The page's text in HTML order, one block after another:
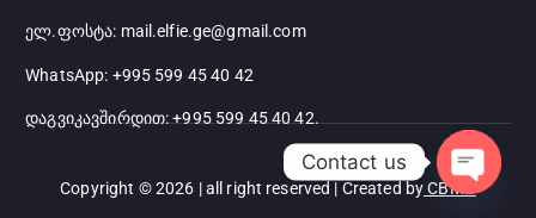
ელ.ფოსტა: mail.elfie.ge@gmail.com
WhatsApp: +995 599 45 40 42
დაგვიკავშირდით: +995 599 45 40 42.
Copyright © 2026 | all right reserved | Created byCBMG
Contact us